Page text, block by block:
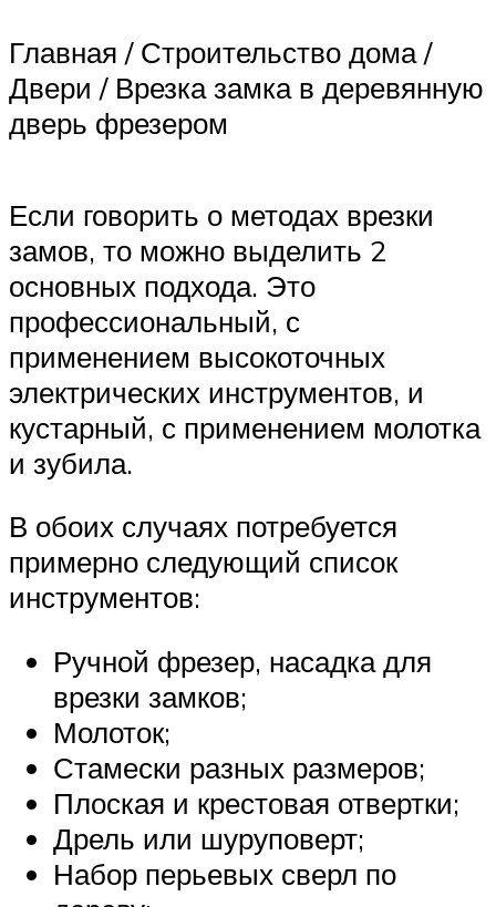
Главная / Строительство дома /
Двери / Врезка замка в деревянную
дверь фрезером
Если говорить о методах врезки
замов, то можно выделить 2
основных подхода. Это
профессиональный, с
применением высокоточных
электрических инструментов, и
кустарный, с применением молотка
и зубила.
В обоих случаях потребуется
примерно следующий список
инструментов:
Ручной фрезер, насадка для
врезки замков;
Молоток;
Стамески разных размеров;
Плоская и крестовая отвертки;
Дрель или шуруповерт;
Набор перьевых сверл по